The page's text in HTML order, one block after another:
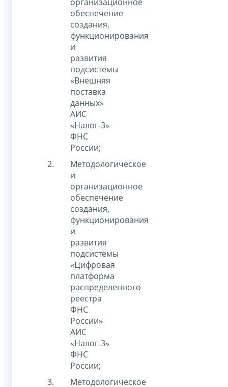
организационное
обеспечение
создания,
функционирования
и
развития
подсистемы
«Внешняя
поставка
данных»
АИС
«Налог-3»
ФНС
России;
Методологическое
и
организационное
обеспечение
создания,
функционирования
и
развития
подсистемы
«Цифровая
платформа
распределенного
реестра
ФНС
России»
АИС
«Налог-3»
ФНС
России;
Методологическое